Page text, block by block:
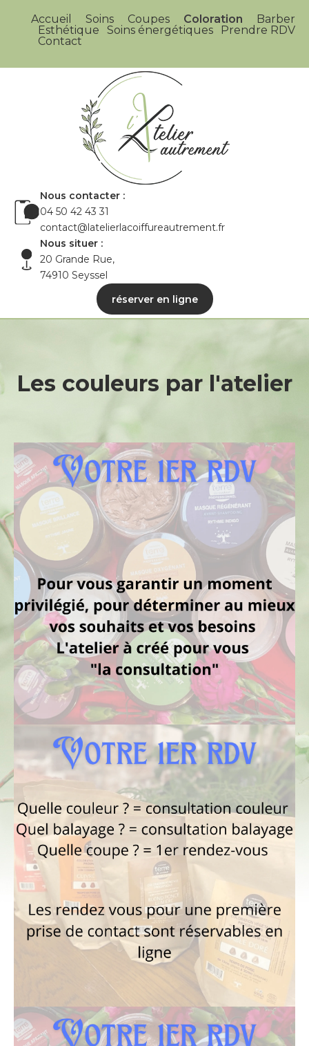
Accueil Soins Coupes Coloration
Barber
Esthétique
Soins énergétiques
Prendre RDV
Contact
Nous contacter :
04 50 42 43 31
contact@latelierlacoiffureautrement.fr
Nous situer :
20 Grande Rue,
74910 Seyssel
réserver en ligne
Les couleurs par l'atelier